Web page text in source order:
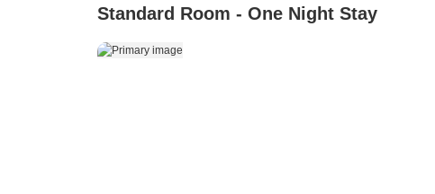
Standard Room - One Night Stay